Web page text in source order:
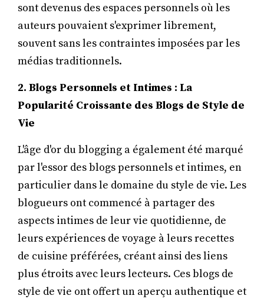
sont devenus des espaces personnels où les
auteurs pouvaient s'exprimer librement,
souvent sans les contraintes imposées par les
médias traditionnels.
2. Blogs Personnels et Intimes : La
Popularité Croissante des Blogs de Style de
Vie
L'âge d'or du blogging a également été marqué
par l'essor des blogs personnels et intimes, en
particulier dans le domaine du style de vie. Les
blogueurs ont commencé à partager des
aspects intimes de leur vie quotidienne, de
leurs expériences de voyage à leurs recettes
de cuisine préférées, créant ainsi des liens
plus étroits avec leurs lecteurs. Ces blogs de
style de vie ont offert un aperçu authentique et